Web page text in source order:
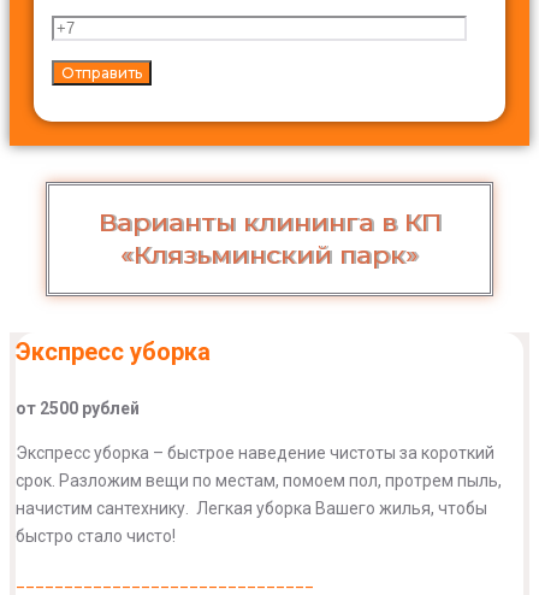
Варианты клининга в КП
«Клязьминский парк»
Экспресс уборка
от 2500 рублей
Экспресс уборка – быстрое наведение чистоты за короткий
срок. Разложим вещи по местам, помоем пол, протрем пыль,
начистим сантехнику. Легкая уборка Вашего жилья, чтобы
быстро стало чисто!